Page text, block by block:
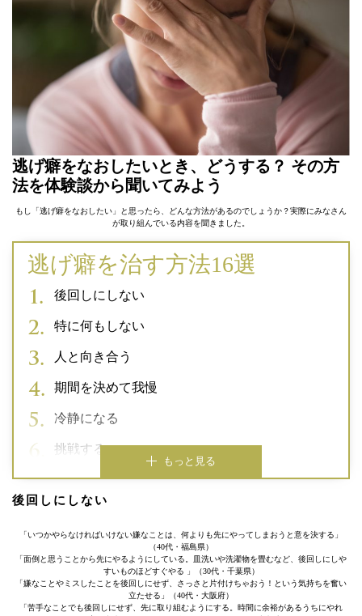
逃げ癖をなおしたいとき、どうする？ その方
法を体験談から聞いてみよう
もし「逃げ癖をなおしたい」と思ったら、どんな方法があるのでしょうか？実際にみなさん
が取り組んでいる内容を聞きました。
逃げ癖を治す方法16選
後回しにしない
特に何もしない
人と向き合う
期間を決めて我慢
冷静になる
挑戦する
もっと見る
後回しにしない
「いつかやらなければいけない嫌なことは、何よりも先にやってしまおうと意を決する」
（40代・福島県）
「面倒と思うことから先にやるようにしている。皿洗いや洗濯物を畳むなど、後回しにしや
すいものほどすぐやる 」（30代・千葉県）
「嫌なことやミスしたことを後回しにせず、さっさと片付けちゃおう！という気持ちを奮い
立たせる」（40代・大阪府）
「苦手なことでも後回しにせず、先に取り組むようにする。時間に余裕があるうちにやれ